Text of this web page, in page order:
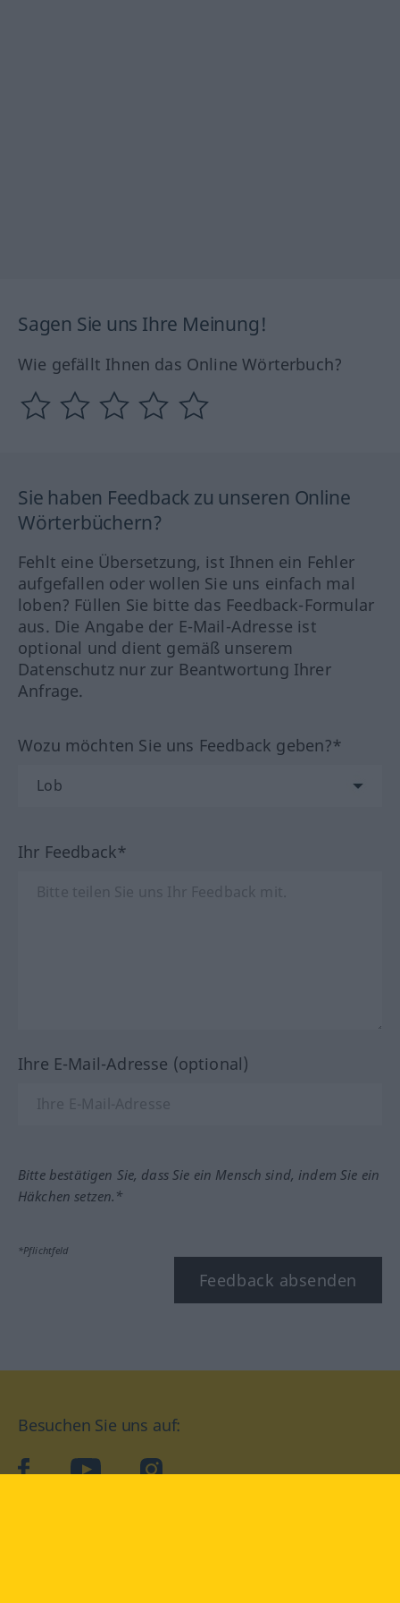
Sagen Sie uns Ihre Meinung!
Wie gefällt Ihnen das Online Wörterbuch?
Sie haben Feedback zu unseren Online
Wörterbüchern?
Fehlt eine Übersetzung, ist Ihnen ein Fehler
aufgefallen oder wollen Sie uns einfach mal
loben? Füllen Sie bitte das Feedback-Formular
aus. Die Angabe der E-Mail-Adresse ist
optional und dient gemäß unserem
Datenschutz nur zur Beantwortung Ihrer
Anfrage.
Wozu möchten Sie uns Feedback geben?*
Ihr Feedback*
Ihre E-Mail-Adresse (optional)
Bitte bestätigen Sie, dass Sie ein Mensch sind, indem Sie ein
Häkchen setzen.*
*Pflichtfeld
Feedback absenden
Besuchen Sie uns auf:
facebookYouTube Instagram